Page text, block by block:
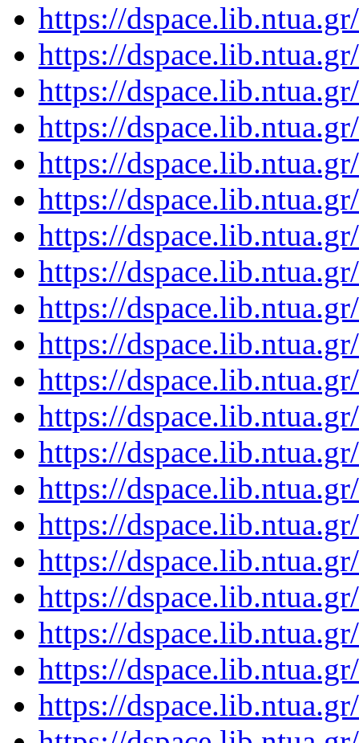
https://
https://
https://
https://
https://
https://
https://
https://
https://
https://
https://
https://
https://
https://
https://
https://
https://
https://
https://
https://